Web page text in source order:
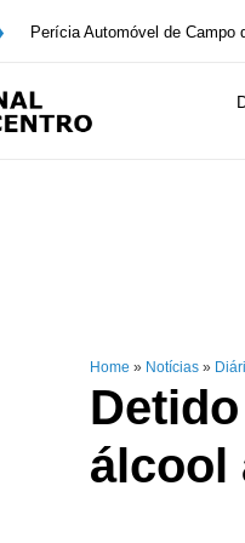
Perícia Automóvel de Campo
Home » Notícias »
álcool